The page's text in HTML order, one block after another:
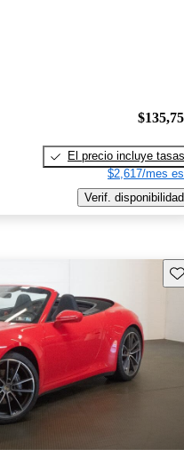
El precio incluye tasas
$2,617/mes
Verif. disponibilidad